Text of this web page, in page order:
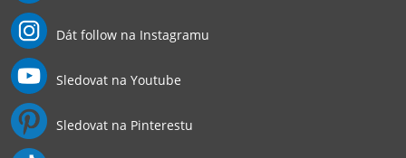
Dát follow na Instagramu
Sledovat na Youtube
Sledovat na Pinterestu